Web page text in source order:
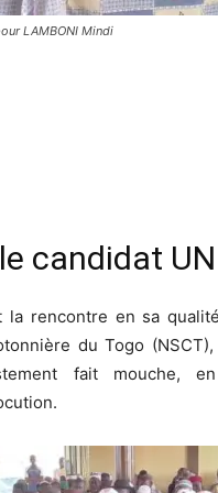
LAMBONI Mindi
candidat
la rencontre en sa
du Togo
fait mouche,